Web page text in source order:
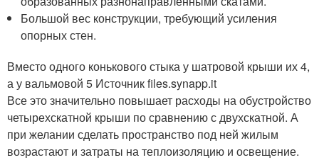
Большой вес конструкции, требующий усиления
опорных стен.
Вместо одного конькового стыка у шатровой крыши их 4,
а у вальмовой 5 Источник files.synapp.it
Все это значительно повышает расходы на обустройство
четырехскатной крыши по сравнению с двухскатной. А
при желании сделать пространство под ней жилым
возрастают и затраты на теплоизоляцию и освещение.